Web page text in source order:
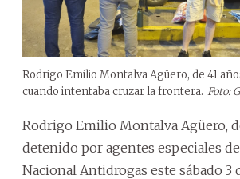
Rodrigo Emilio Montalva Agüero, de 41
cuando intentaba cruzar la frontera. Foto:
Rodrigo Emilio Montalva Agüero,
detenido por agentes especiales
Nacional Antidrogas este sábado 3